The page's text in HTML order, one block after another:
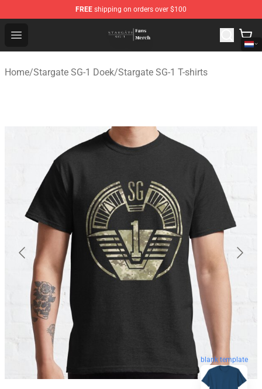
FREE shipping on orders over $100
Open menu
Stargate SG-1 Store - Official Stargate SG-1
Home/Stargate SG-1 Doek/Stargate SG-1 T-shirts
blank template